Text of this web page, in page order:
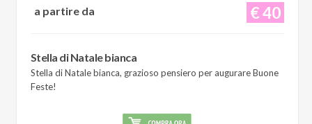
€ 40
a partire da
Stella di Natale bianca
Stella di Natale bianca, grazioso pensiero per augurare Buone
Feste!